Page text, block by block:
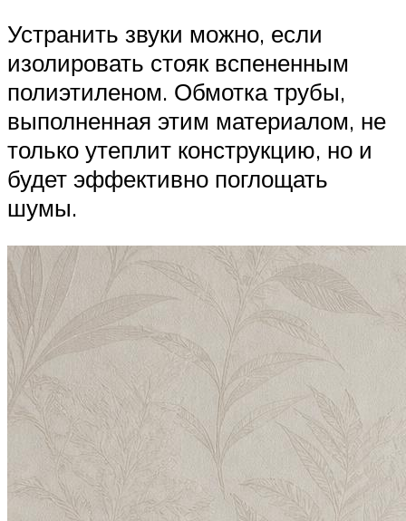
Устранить звуки можно, если
изолировать стояк вспененным
полиэтиленом. Обмотка трубы,
выполненная этим материалом, не
только утеплит конструкцию, но и
будет эффективно поглощать
шумы.